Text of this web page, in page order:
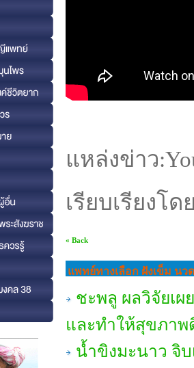
แหล่งข่าว
เรียบเรียงโด
« Back
แพทย์ทางเลือก ฝังเข็ม น
ชะพลู ผลวิจัยเ
และทำให้สุขภาพ
น้ำขิงมะนาว จิ